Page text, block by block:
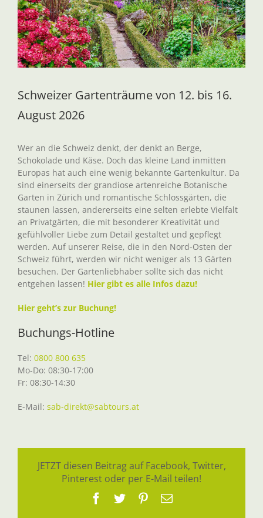
Schweizer Gartenträume von 12. bis 16.
August 2026
Wer an die Schweiz denkt, der denkt an Berge,
Schokolade und Käse. Doch das kleine Land inmitten
Europas hat auch eine wenig bekannte Gartenkultur. Da
sind einerseits der grandiose artenreiche Botanische
Garten in Zürich und romantische Schlossgärten, die
staunen lassen, andererseits eine selten erlebte Vielfalt
an Privatgärten, die mit besonderer Kreativität und
gefühlvoller Liebe zum Detail gestaltet und gepflegt
werden. Auf unserer Reise, die in den Nord-Osten der
Schweiz führt, werden wir nicht weniger als 13 Gärten
besuchen. Der Gartenliebhaber sollte sich das nicht
entgehen lassen! Hier gibt es alle Infos dazu!
Hier geht’s zur Buchung!
Buchungs-Hotline
Tel: 0800 800 635
Mo-Do: 08:30-17:00
Fr: 08:30-14:30
E-Mail: sab-direkt@sabtours.at
JETZT diesen Beitrag auf Facebook, Twitter,
Pinterest oder per E-Mail teilen!
Facebook
TwitterPinterest
E-